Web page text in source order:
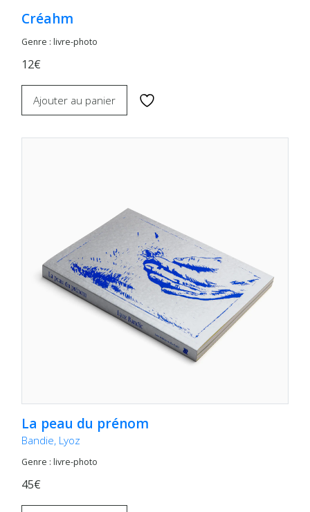
Créahm
Genre : livre-photo
12€
Ajouter au panier
La peau du prénom
Bandie, Lyoz
Genre : livre-photo
45€